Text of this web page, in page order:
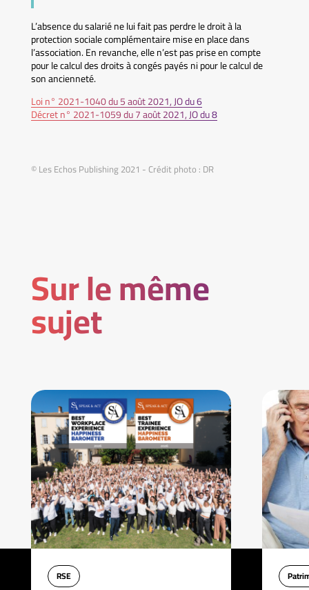
L’absence du salarié ne lui fait pas perdre le droit à la
protection sociale complémentaire mise en place dans
l’association. En revanche, elle n’est pas prise en compte
pour le calcul des droits à congés payés ni pour le calcul de
son ancienneté.
Loi n° 2021-1040 du 5 août 2021, JO du 6
Décret n° 2021-1059 du 7 août 2021, JO du 8
© Les Echos Publishing 2021 - Crédit photo : DR
Sur le même
sujet
RSE